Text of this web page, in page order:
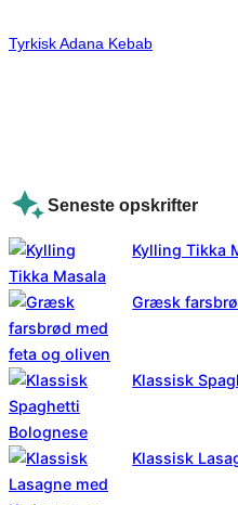
Tyrkisk Adana Kebab
Seneste opskrifter
Kylling Tikka
Græsk
Klassisk
Klassisk